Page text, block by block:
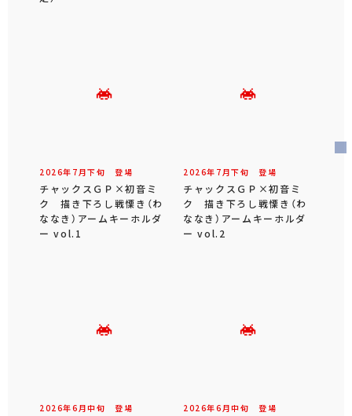
2026年 7 月下旬 登場
チャックスＧＰ×初音ミ
ク 描き下ろし戦慄き（わ
ななき）アームキーホルダ
ー vol.1
2026年 7 月下旬 登場
チャックスＧＰ×初音ミ
ク 描き下ろし戦慄き（わ
ななき）アームキーホルダ
ー vol.2
2026年6 月中旬 登場 2026年6 月中旬 登場